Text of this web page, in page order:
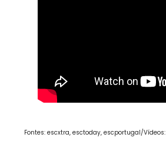
Fontes: escxtra, esctoday, escportugal/Vídeos: